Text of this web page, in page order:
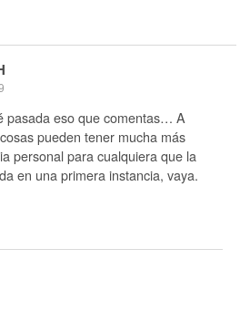
pasada eso que comentas… A
pueden tener mucha más
personal para cualquiera que la
en una primera instancia, vaya.